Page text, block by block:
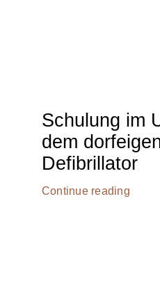
Schulung im
dem
Defibrillator
Continue reading